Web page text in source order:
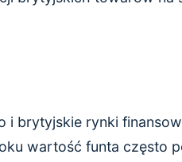
i brytyjskie rynki
wartość funta często